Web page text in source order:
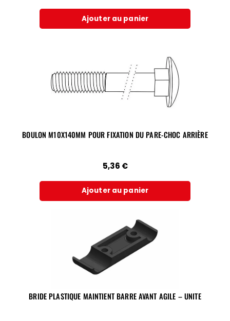
Ajouter au panier
BOULON M10X140MM POUR FIXATION DU PARE-CHOC ARRIÈRE
5,36 €
Ajouter au panier
BRIDE PLASTIQUE MAINTIENT BARRE AVANT AGILE – UNITE